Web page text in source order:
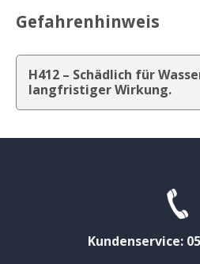
Gefahrenhinweis
H412 – Schädlich für
langfristiger Wirkung.
Kundenservice: